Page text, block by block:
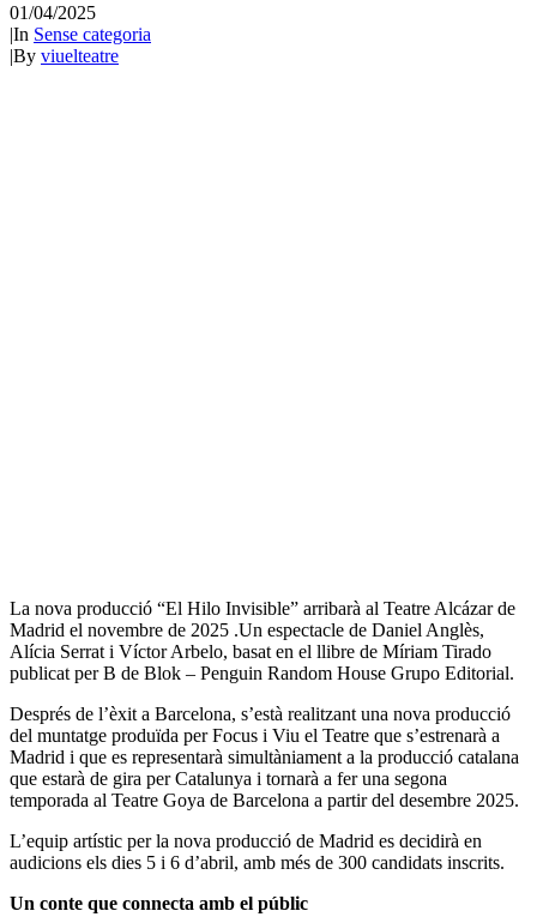
01/04/2025
|In Sense categoria
|By viuelteatre
La nova producció “El Hilo Invisible” arribarà al Teatre Alcázar de
Madrid el novembre de 2025 .Un espectacle de Daniel Anglès,
Alícia Serrat i Víctor Arbelo, basat en el llibre de Míriam Tirado
publicat per B de Blok – Penguin Random House Grupo Editorial.
Després de l’èxit a Barcelona, s’està realitzant una nova producció
del muntatge produïda per Focus i Viu el Teatre que s’estrenarà a
Madrid i que es representarà simultàniament a la producció catalana
que estarà de gira per Catalunya i tornarà a fer una segona
temporada al Teatre Goya de Barcelona a partir del desembre 2025.
L’equip artístic per la nova producció de Madrid es decidirà en
audicions els dies 5 i 6 d’abril, amb més de 300 candidats inscrits.
Un conte que connecta amb el públic